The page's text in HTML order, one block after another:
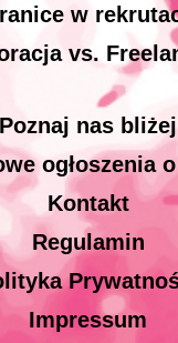
w
vs.
Poznaj nas bliżej
ogłoszenia
Kontakt
Regulamin
Impressum